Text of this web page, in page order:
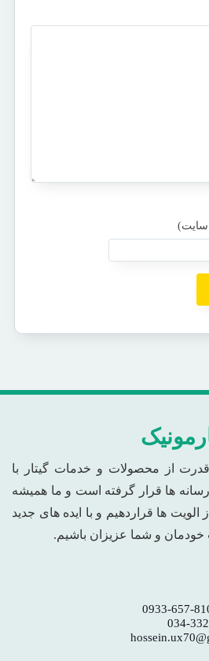
از محصولات و خدمات گیتار با
رسانه ها قرار گرفته است و ما همیشه
ها قراردهیم و با ایده های جدید
و شما عزیزان باشیم.
0933-657-
034-